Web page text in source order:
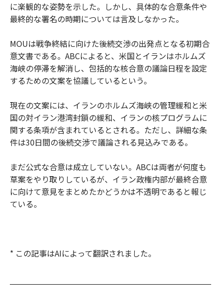
に楽観的な姿勢を示した。しかし、具体的な合意条件や
最終的な署名の時期については言及しなかった。
MOUは戦争終結に向けた後続交渉の出発点となる初期合
意文書である。ABCによると、米国とイランはホルムズ
海峡の停滞を解消し、包括的な核合意の議論日程を設定
するための文案を協議しているという。
現在の文案には、イランのホルムズ海峡の管理緩和と米
国の対イラン港湾封鎖の緩和、イランの核プログラムに
関する条項が含まれているとされる。ただし、詳細な条
件は30日間の後続交渉で議論される見込みである。
まだ公式な合意は成立していない。ABCは両者が何度も
草案をやり取りしているが、イラン政権内部が最終合意
に向けて意見をまとめたかどうかは不透明であると報じ
ている。
* この記事はAIによって翻訳されました。